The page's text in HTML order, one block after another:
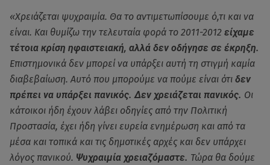
«Χρειάζεται ψυχραιμία. Θα το αντιμετωπίσουμε ό,τι και να
είναι. Και θυμίζω την τελευταία φορά το 2011-2012 είχαμε
τέτοια κρίση ηφαιστειακή, αλλά δεν οδήγησε σε έκρηξη.
Επιστημονικά δεν μπορεί να υπάρξει αυτή τη στιγμή καμία
διαβεβαίωση. Αυτό που μπορούμε να πούμε είναι ότι δεν
πρέπει να υπάρξει πανικός. Δεν χρειάζεται πανικός. Οι
κάτοικοι ήδη έχουν λάβει οδηγίες από την Πολιτική
Προστασία, έχει ήδη γίνει ευρεία ενημέρωση και από τα
μέσα και τοπικά και τις δημοτικές αρχές και δεν υπάρχει
λόγος πανικού. Ψυχραιμία χρειαζόμαστε. Τώρα θα δούμε